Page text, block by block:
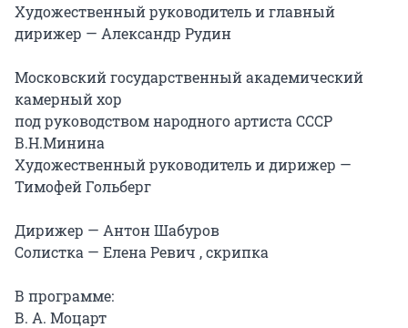
Художественный руководитель и главный
дирижер — Александр Рудин
Московский государственный академический
камерный хор
под руководством народного артиста СССР
В.Н.Минина
Художественный руководитель и дирижер —
Тимофей Гольберг
Дирижер — Антон Шабуров
Солистка — Елена Ревич , скрипка
В программе:
В. А. Моцарт